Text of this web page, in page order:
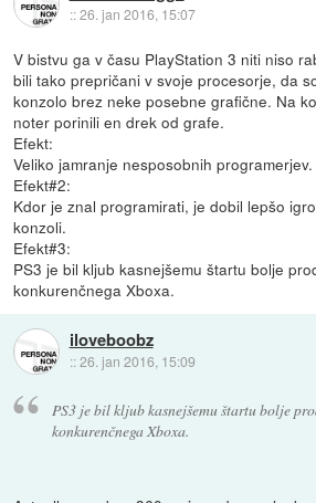
::26. jan 2016, 15:07
V bistvu ga v času PlayStation 3 niti niso
bili tako prepričani v svoje procesorje, da
konzolo brez neke posebne grafične. Na
noter porinili en drek od grafe.
Efekt:
Veliko jamranje nesposobnih programerjev.
Efekt#2:
Kdor je znal programirati, je dobil lepšo
konzoli.
Efekt#3:
PS3 je bil kljub kasnejšemu štartu bolje
konkurenčnega Xboxa.
iloveboobz
::26. jan 2016, 15:09
PS3 je bil kljub kasnejšemu štartu bolje
konkurenčnega Xboxa.